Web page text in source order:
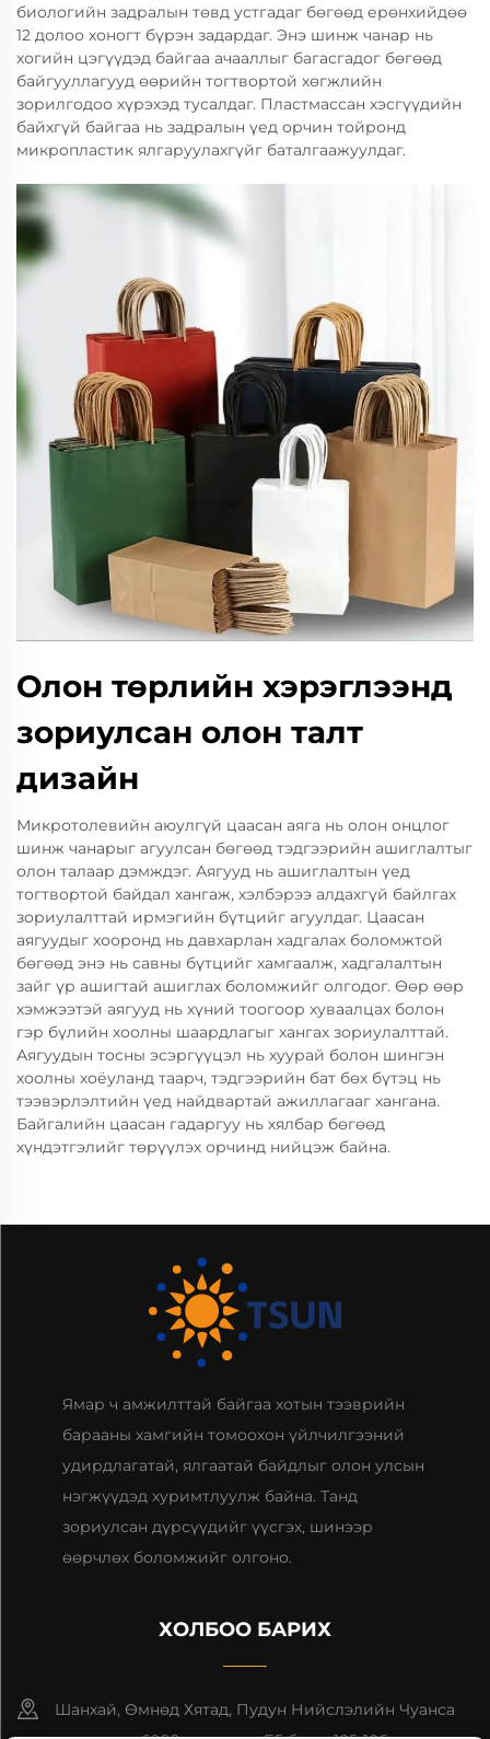
биологийн задралын төвд устгадаг бөгөөд ерөнхийдөө
12 долоо хоногт бүрэн задардаг. Энэ шинж чанар нь
хогийн цэгүүдэд байгаа ачааллыг багасгадог бөгөөд
байгууллагууд өөрийн тогтвортой хөгжлийн
зорилгодоо хүрэхэд тусалдаг. Пластмассан хэсгүүдийн
байхгүй байгаа нь задралын үед орчин тойронд
микропластик ялгаруулахгүйг баталгаажуулдаг.
Олон төрлийн хэрэглээнд
зориулсан олон талт
дизайн
Микротолевийн аюулгүй цаасан аяга нь олон онцлог
шинж чанарыг агуулсан бөгөөд тэдгээрийн ашиглалтыг
олон талаар дэмждэг. Аягууд нь ашиглалтын үед
тогтвортой байдал хангаж, хэлбэрээ алдахгүй байлгах
зориулалттай ирмэгийн бүтцийг агуулдаг. Цаасан
аягуудыг хооронд нь давхарлан хадгалах боломжтой
бөгөөд энэ нь савны бүтцийг хамгаалж, хадгалалтын
зайг үр ашигтай ашиглах боломжийг олгодог. Өөр өөр
хэмжээтэй аягууд нь хүний тоогоор хуваалцах болон
гэр бүлийн хоолны шаардлагыг хангах зориулалттай.
Аягуудын тосны эсэргүүцэл нь хуурай болон шингэн
хоолны хоёуланд таарч, тэдгээрийн бат бөх бүтэц нь
тээвэрлэлтийн үед найдвартай ажиллагааг хангана.
Байгалийн цаасан гадаргуу нь хялбар бөгөөд
хүндэтгэлийг төрүүлэх орчинд нийцэж байна.
Ямар ч амжилттай байгаа хотын тээврийн
барааны хамгийн томоохон үйлчилгээний
удирдлагатай, ялгаатай байдлыг олон улсын
нэгжүүдэд хуримтлуулж байна. Танд
зориулсан дүрсүүдийг үүсгэх, шинээр
өөрчлөх боломжийг олгоно.
ХОЛБОО БАРИХ
Шанхай, Өмнөд Хятад, Пудун Нийслэлийн Чуанса